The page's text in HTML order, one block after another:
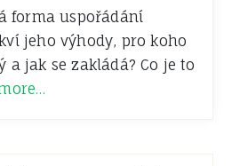
forma uspořádání
jeho výhody, pro koho
a jak se zakládá? Co je to